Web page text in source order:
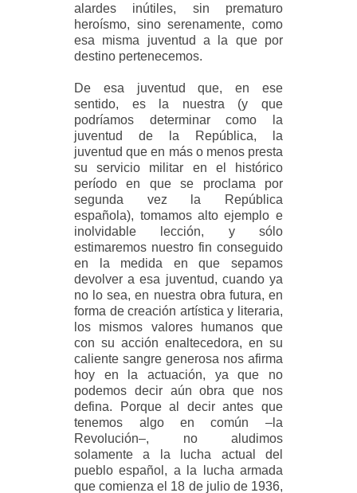
alardes inútiles, sin prematuro
heroísmo, sino serenamente, como
esa misma juventud a la que por
destino pertenecemos.
De esa juventud que, en ese
sentido, es la nuestra (y que
podríamos determinar como la
juventud de la República, la
juventud que en más o menos presta
su servicio militar en el histórico
período en que se proclama por
segunda vez la República
española), tomamos alto ejemplo e
inolvidable lección, y sólo
estimaremos nuestro fin conseguido
en la medida en que sepamos
devolver a esa juventud, cuando ya
no lo sea, en nuestra obra futura, en
forma de creación artística y literaria,
los mismos valores humanos que
con su acción enaltecedora, en su
caliente sangre generosa nos afirma
hoy en la actuación, ya que no
podemos decir aún obra que nos
defina. Porque al decir antes que
tenemos algo en común –la
Revolución–, no aludimos
solamente a la lucha actual del
pueblo español, a la lucha armada
que comienza el 18 de julio de 1936,